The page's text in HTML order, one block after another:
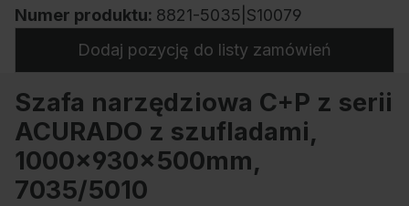
Numer produktu: 8821-5035|S10079
Dodaj pozycję do listy zamówień
Szafa narzędziowa C+P z serii
ACURADO z szufladami,
1000x930x500mm,
7035/5010